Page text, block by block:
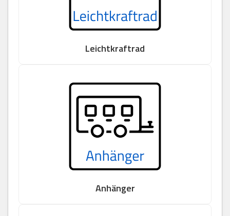
Leichtkraftrad
Anhänger